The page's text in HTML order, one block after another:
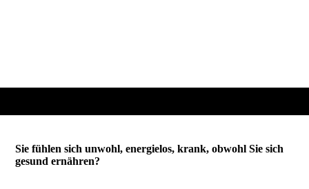
Sie fühlen sich unwohl, energielos, krank, obwohl Sie sich
gesund ernähren?